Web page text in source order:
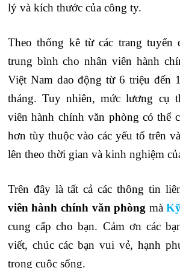
lý và kích thước của công ty.
Theo thống kê từ các trang tuyển
trung bình cho nhân viên hành
Việt Nam dao động từ 6 triệu đến
tháng. Tuy nhiên, mức lương cụ
viên hành chính văn phòng có thể
hơn tùy thuộc vào các yếu tố trên
lên theo thời gian và kinh nghiệm
Trên đây là tất cả các thông tin
viên hành chính văn phòng mà
cung cấp cho bạn. Cảm ơn các
viết, chúc các bạn vui vẻ, hạnh
trong cuộc sống.